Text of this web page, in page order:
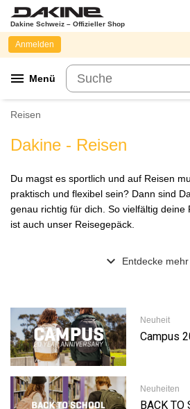
Dakine Schweiz – Offizieller Shop
menu Menü
Anmelden
Reisen
Dakine - Reisen
Du magst es sportlich und auf Reisen
praktisch und flexibel sein? Dann sind
genau richtig für dich. So vielfältig deine
ist auch unser Reisegepäck.
expand_more Entdecke mehr
Neuheit
Campus
Neuheiten
BACK TO